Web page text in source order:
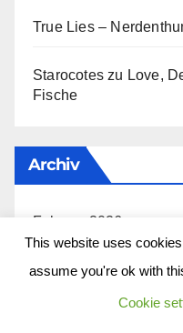
True Lies –
Starocotes zu Love,
Fische
Archiv
Februar 2026
November 2025
This website uses
assume you're ok with
Cookie